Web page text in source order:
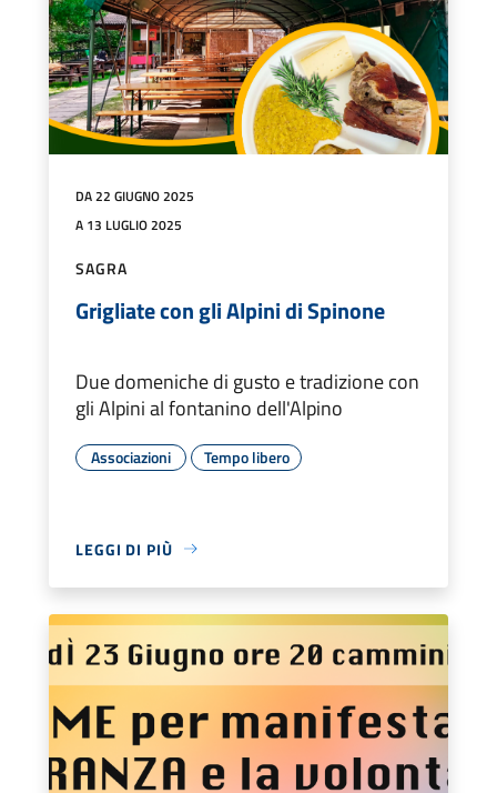
DA 22 GIUGNO 2025
A 13 LUGLIO 2025
SAGRA
Grigliate con gli Alpini di Spinone
Due domeniche di gusto e tradizione con
gli Alpini al fontanino dell'Alpino
Associazioni Tempo libero
LEGGI DI PIÙ